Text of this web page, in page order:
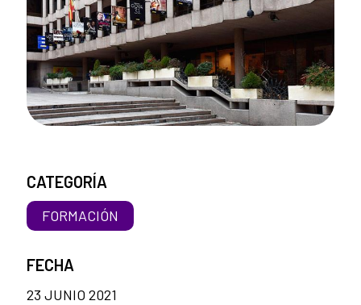
CATEGORÍA
FORMACIÓN
FECHA
23 JUNIO 2021